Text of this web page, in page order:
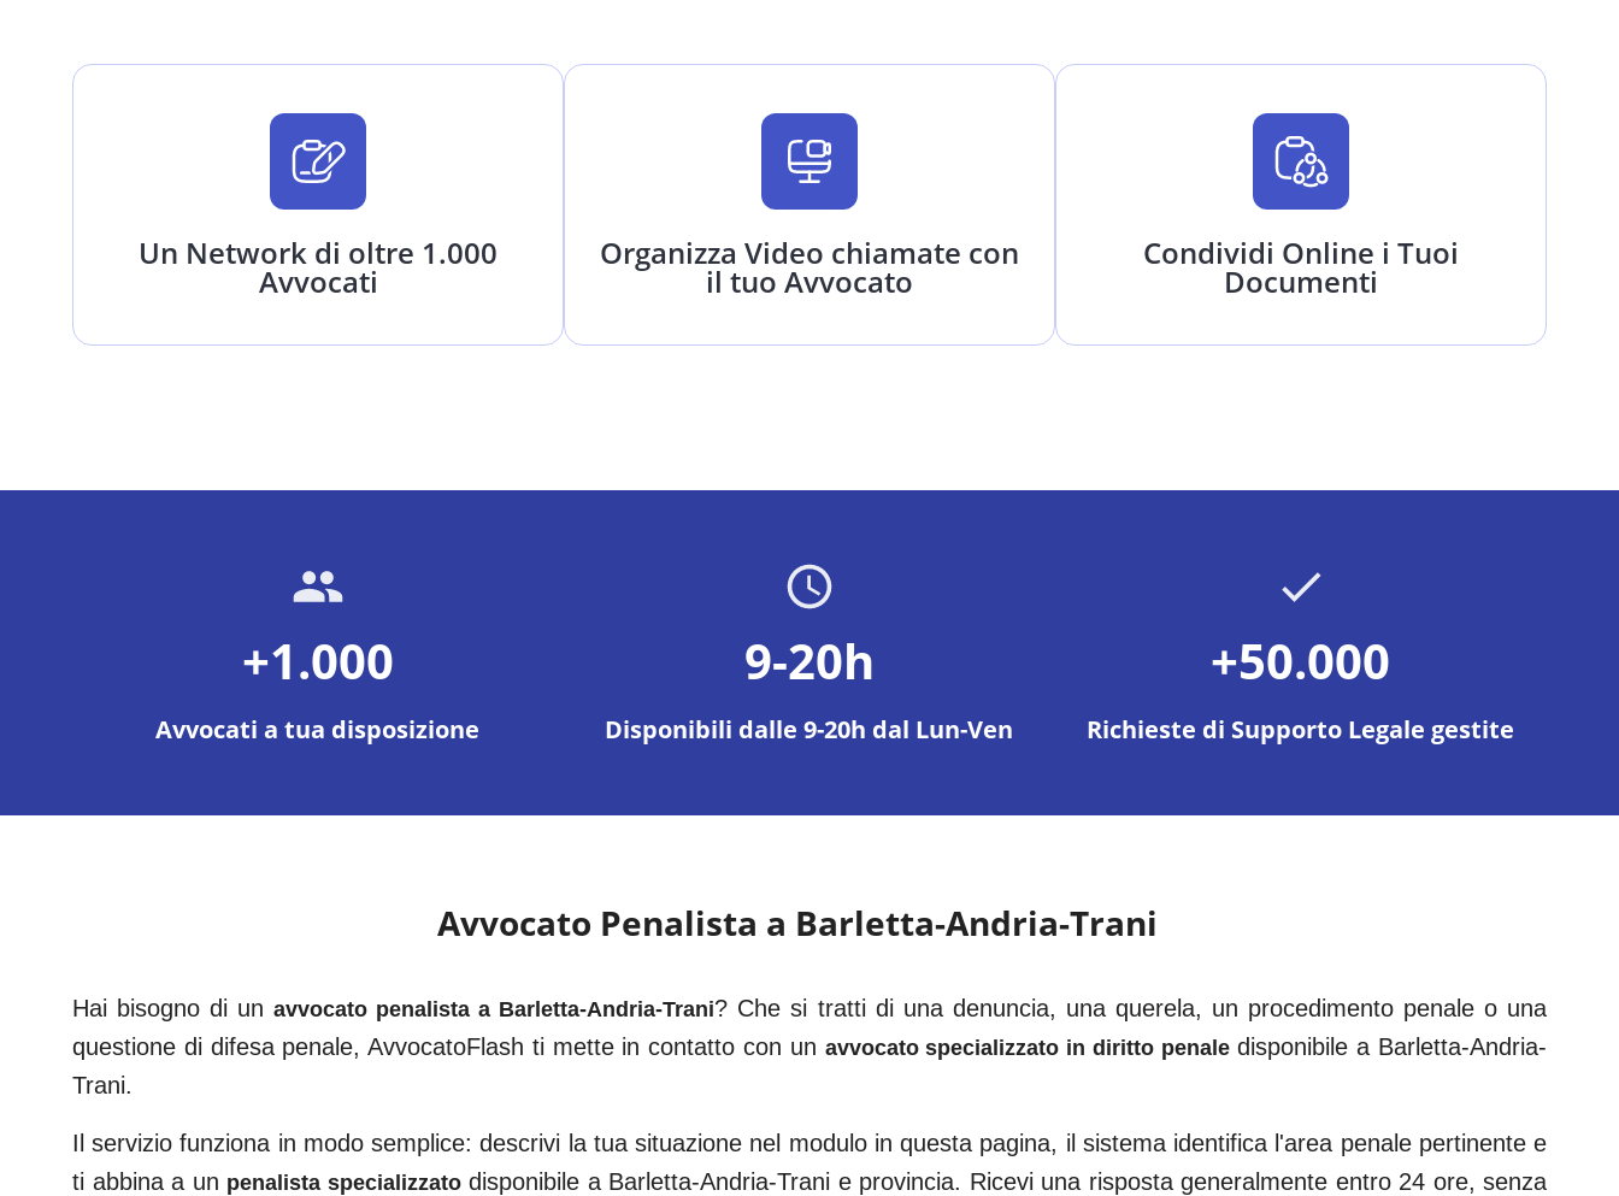
Un Network di oltre 1.000
Avvocati
Organizza Video chiamate con
il tuo Avvocato
Condividi Online i Tuoi
Documenti
+1.000
Avvocati a tua disposizione
9-20h
Disponibili dalle 9-20h dal Lun-Ven
+50.000
Richieste di Supporto Legale gestite
Avvocato Penalista a Barletta-Andria-Trani
Hai bisogno di un avvocato penalista a Barletta-Andria-Trani? Che si tratti di una denuncia, una querela, un procedimento penale o una
questione di difesa penale, AvvocatoFlash ti mette in contatto con un avvocato specializzato in diritto penale disponibile a Barletta-Andria-
Trani.
Il servizio funziona in modo semplice: descrivi la tua situazione nel modulo in questa pagina, il sistema identifica l'area penale pertinente e
ti abbina a un penalista specializzatodisponibile a Barletta-Andria-Trani e provincia. Ricevi una risposta generalmente entro 24 ore, senza